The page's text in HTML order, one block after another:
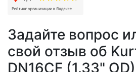
Задайте вопрос
свой отзыв об
DN16CF (1.33" OD)